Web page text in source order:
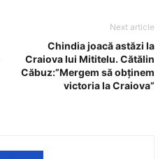
Next article
Chindia joacă astăzi la
Craiova lui Mititelu. Cătălin
Căbuz:”Mergem să obţinem
victoria la Craiova”